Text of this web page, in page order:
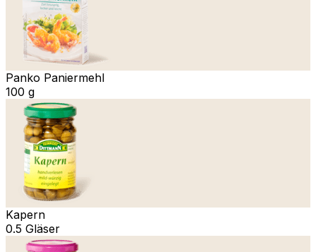
Panko Paniermehl
100 g
Kapern
0.5 Gläser